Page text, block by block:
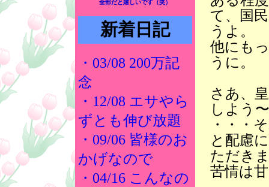
全部だと嬉しいです（笑）
新着日記
・03/08 200万記
念
・12/08 エサやら
ずとも伸び放題
・09/06 皆様のお
かげなので
・04/16 こんなの
て、国
うよ。
他にも
うに。
さあ、
しよう
・・・
と配慮
ただき
苦情は